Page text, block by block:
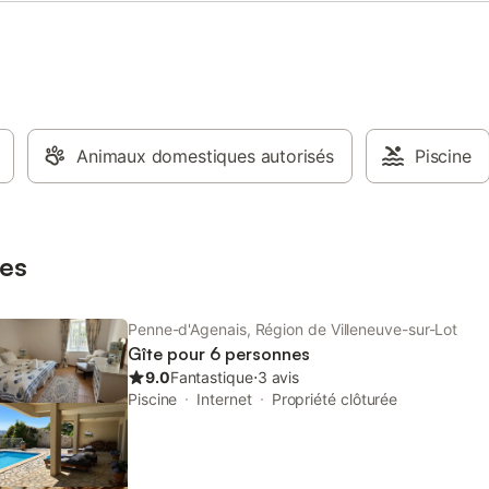
de Penne-d'Agenais et ses
plusieurs points d'intérêt à
Visitez le Château de Bonaguil,
Avec ses 175 m² entièrement
indépendants, le gîte offre de
espaces de vie : . Cuisine
Animaux domestiques autorisés Piscine
Penne-d'Agenais, Région de Villeneuve-sur-Lot
Gîte pour 6 personnes
9.0Fantastique⋅3 avis
Piscine
Internet Propriété clôturée